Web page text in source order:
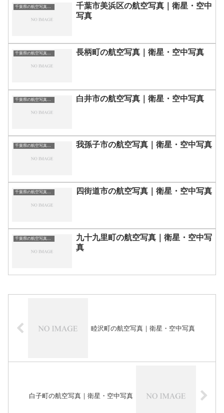
千葉市美浜区の航空写真｜衛星・空中
写真
長柄町の航空写真｜衛星・空中写真
白井市の航空写真｜衛星・空中写真
千葉県の航空写真・空中写真 我孫子市の航空写真｜衛星・空中写真
千葉県の航空写真・空中写真 四街道市の航空写真｜衛星・空中写真
千葉県の航空写真・空中写真
九十九里町の航空写真｜衛星・空中写
真
睦沢町の航空写真｜衛星・空中写真
白子町の航空写真｜衛星・空中写真